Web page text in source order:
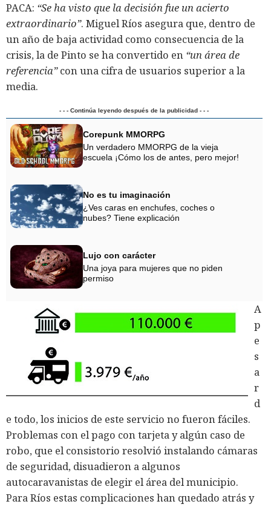
PACA: “Se ha visto que la decisión fue un acierto
extraordinario”. Miguel Ríos asegura que, dentro de
un año de baja actividad como consecuencia de la
crisis, la de Pinto se ha convertido en “un área de
referencia”con una cifra de usuarios superior a la
media.
- - - Continúa leyendo después de la publicidad - - -
Corepunk MMORPG
Un verdadero MMORPG de la vieja
escuela ¡Cómo los de antes, pero mejor!
No es tu imaginación
¿Ves caras en enchufes, coches o
nubes? Tiene explicación
Lujo con carácter
Una joya para mujeres que no piden
permiso
A
p
e
s
a
r
d
e todo, los inicios de este servicio no fueron fáciles.
Problemas con el pago con tarjeta y algún caso de
robo, que el consistorio resolvió instalando cámaras
de seguridad, disuadieron a algunos
autocaravanistas de elegir el área del municipio.
Para Ríos estas complicaciones han quedado atrás y